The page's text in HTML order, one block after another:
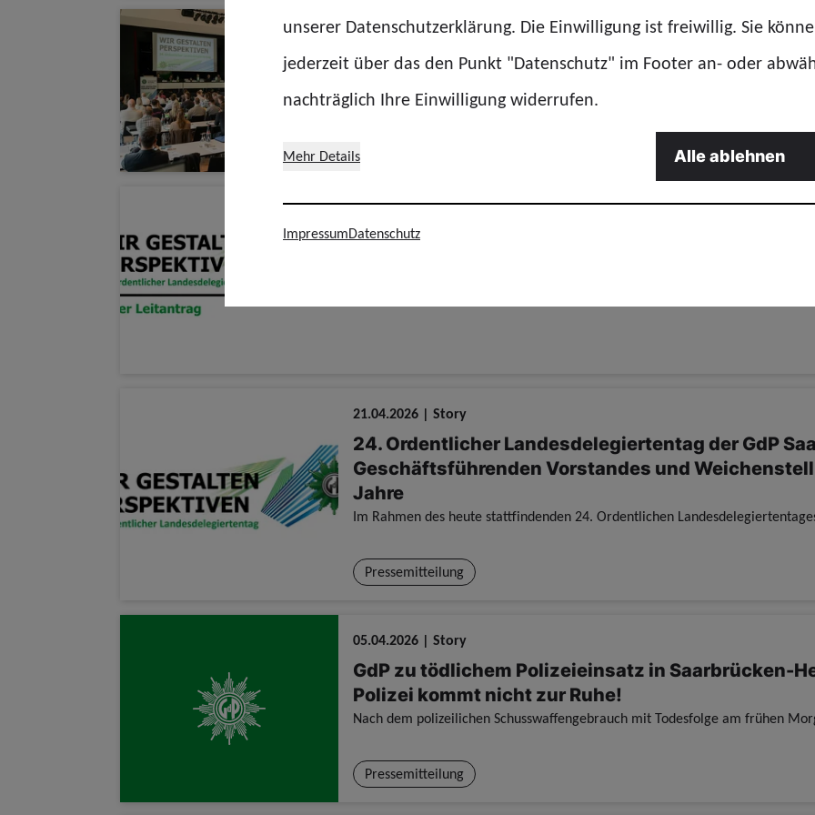
23.04.2026 | Story
Landesdelegiertentag: Neuwahlen und
Leitantrag des Geschäftsführenden
21.04.2026 | Story
24. Ordentlicher Landesdelegiertentag der GdP
Geschäftsführenden Vorstandes und
Jahre
Pressemitteilung
05.04.2026 | Story
GdP zu tödlichem Polizeieinsatz in Saarbrücken-
Polizei kommt nicht zur Ruhe!
Pressemitteilung
unserer Datenschutzerklärung. Die Einwilligung ist freiwillig. Sie
jederzeit über das den Punkt "Datenschutz" im Footer an- oder
nachträglich Ihre Einwilligung widerrufen.
Mehr Details Alle ablehnen
ImpressumDatenschutz